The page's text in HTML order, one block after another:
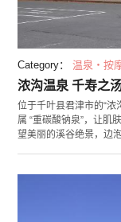
Category： 温泉・按
浓沟温泉 千寿之
位于千叶县君津市的“
属 “重碳酸钠泉”，让肌
望美丽的溪谷绝景，边
好的散步道，散步后，